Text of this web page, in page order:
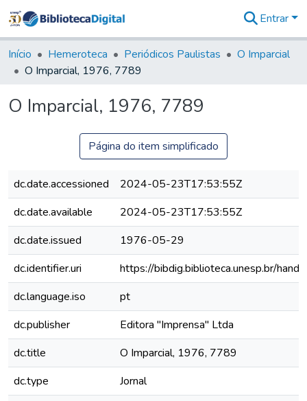
&
Coleções
Tudo na
Digital
Entrar
Início Hemeroteca Periódicos Paulistas
O Imparcial
O Imparcial, 1976, 7789
O Imparcial, 1976, 7789
Página do item simplificado
dc.date.accessioned
2024-05-23T17:53:55Z
dc.date.available
2024-05-23T17:53:55Z
dc.date.issued
1976-05-29
dc.identifier.uri
https://bibdig.biblioteca.unesp.br/
dc.language.iso
pt
dc.publisher
Editora "Imprensa" Ltda
dc.title
O Imparcial, 1976, 7789
dc.type
Jornal